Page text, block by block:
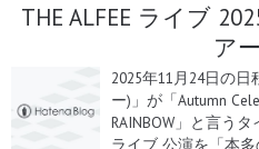
THE ALFEE ライブ
アー
2025年11月24日の日
ー)」が「Autumn
RAINBOW」と言う
ライブ 公演を「本